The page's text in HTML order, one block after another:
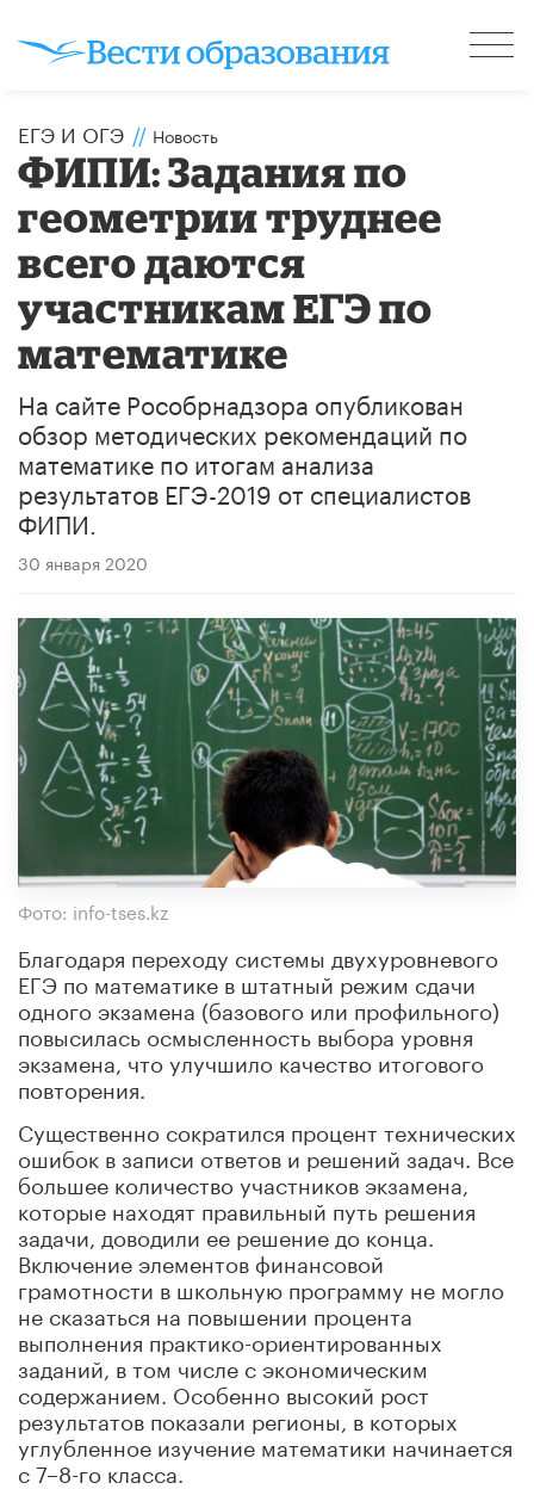
ЕГЭ И ОГЭ // Новость
ФИПИ: Задания по
геометрии труднее
всего даются
участникам ЕГЭ по
математике
На сайте Рособрнадзора опубликован
обзор методических рекомендаций по
математике по итогам анализа
результатов ЕГЭ-2019 от специалистов
ФИПИ.​
30 января 2020
Фото: info-tses.kz
Благодаря переходу системы двухуровневого
ЕГЭ по математике в штатный режим сдачи
одного экзамена (базового или профильного)
повысилась осмысленность выбора уровня
экзамена, что улучшило качество итогового
повторения.
Существенно сократился процент технических
ошибок в записи ответов и решений задач. Все
большее количество участников экзамена,
которые находят правильный путь решения
задачи, доводили ее решение до конца.
Включение элементов финансовой
грамотности в школьную программу не могло
не сказаться на повышении процента
выполнения практико-ориентированных
заданий, в том числе с экономическим
содержанием. Особенно высокий рост
результатов показали регионы, в которых
углубленное изучение математики начинается
с 7–8-го класса.